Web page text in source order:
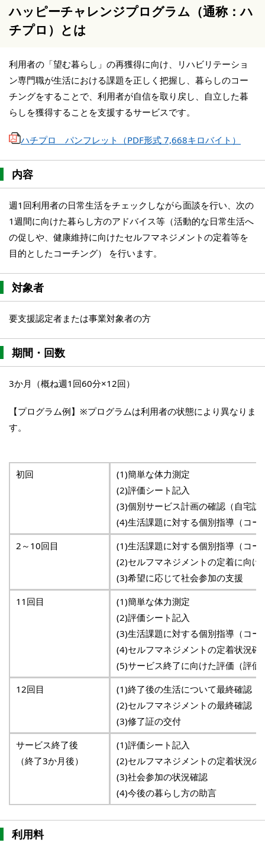
ハッピーチャレンジプログラム（通称：ハ
チプロ）とは
利用者の「望む暮らし」の再獲得に向け、リハビリテーショ
ン専門職が生活における課題を正しく把握し、暮らしのコー
チングをすることで、利用者が自信を取り戻し、自立した暮
らしを獲得することを支援するサービスです。
ハチプロ パンフレット（PDF形式 7,668キロバイト）
内容
週1回利用者の日常生活をチェックしながら面談を行い、次の
1週間に向けた暮らし方のアドバイス等（活動的な日常生活へ
の促しや、健康維持に向けたセルフマネジメントの定着等を
目的としたコーチング） を行います。
対象者
要支援認定者または事業対象者の方
期間・回数
3か月（概ね週1回60分×12回）
【プログラム例】※プログラムは利用者の状態により異なりま
す。
初回
(1)簡単な体力測定
(2)評価シート記入
(3)個別サービス計画の確認（自宅訪
(4)生活課題に対する個別指導（コー
2～10回目
(1)生活課題に対する個別指導（コー
(2)セルフマネジメントの定着に向け
(3)希望に応じて社会参加の支援
11回目
(1)簡単な体力測定
(2)評価シート記入
(3)生活課題に対する個別指導（コー
(4)セルフマネジメントの定着状況確
(5)サービス終了に向けた評価（評価
12回目
(1)終了後の生活について最終確認
(2)セルフマネジメントの最終確認
(3)修了証の交付
サービス終了後
（終了3か月後）
(1)評価シート記入
(2)セルフマネジメントの定着状況の
(3)社会参加の状況確認
(4)今後の暮らし方の助言
利用料